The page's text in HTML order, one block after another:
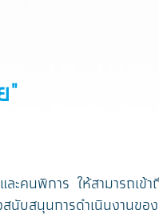
"
คนพิการ ให้สามารถเข้
นับสนุนการดำเนินงานขอ